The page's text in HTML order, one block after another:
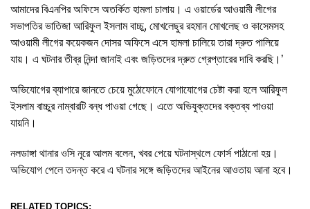
আমাদের বিএনপির অফিসে অতর্কিত হামলা চালায়। এ ওয়ার্ডের আওয়ামী লীগের
সভাপতির ভাতিজা আরিফুল ইসলাম বাচ্চু, মোখলেছুর রহমান মোখলেছ ও কাসেমসহ
আওয়ামী লীগের কয়েকজন দোসর অফিসে এসে হামলা চালিয়ে তারা দ্রুত পালিয়ে
যায়। এ ঘটনার তীব্র নিন্দা জানাই এবং জড়িতদের দ্রুত গ্রেপ্তারের দাবি করছি।’
অভিযোগের ব্যাপারে জানতে চেয়ে মুঠোফোনে যোগাযোগের চেষ্টা করা হলে আরিফুল
ইসলাম বাচ্চুর নাম্বারটি বন্ধ পাওয়া গেছে। এতে অভিযুক্তদের বক্তব্য পাওয়া
যায়নি।
নলডাঙ্গা থানার ওসি নূরে আলম বলেন, খবর পেয়ে ঘটনাস্থলে ফোর্স পাঠানো হয়।
অভিযোগ পেলে তদন্ত করে এ ঘটনার সঙ্গে জড়িতদের আইনের আওতায় আনা হবে।
RELATED TOPICS: